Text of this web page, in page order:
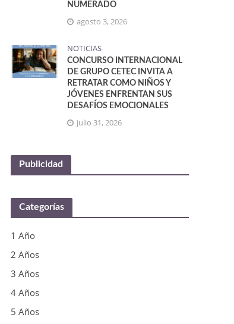
NUMERADO
agosto 3, 2026
NOTICIAS
CONCURSO INTERNACIONAL
DE GRUPO CETEC INVITA A
RETRATAR COMO NIÑOS Y
JÓVENES ENFRENTAN SUS
DESAFÍOS EMOCIONALES
julio 31, 2026
Publicidad
Categorías
1 Año
2 Años
3 Años
4 Años
5 Años